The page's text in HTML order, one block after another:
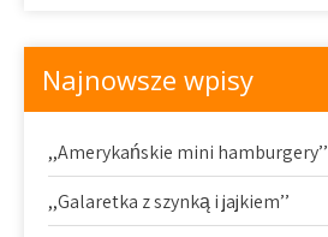
Najnowsze wpisy
,,Amerykańskie mini hamburgery’’
,,Galaretka z szynką i jajkiem’’